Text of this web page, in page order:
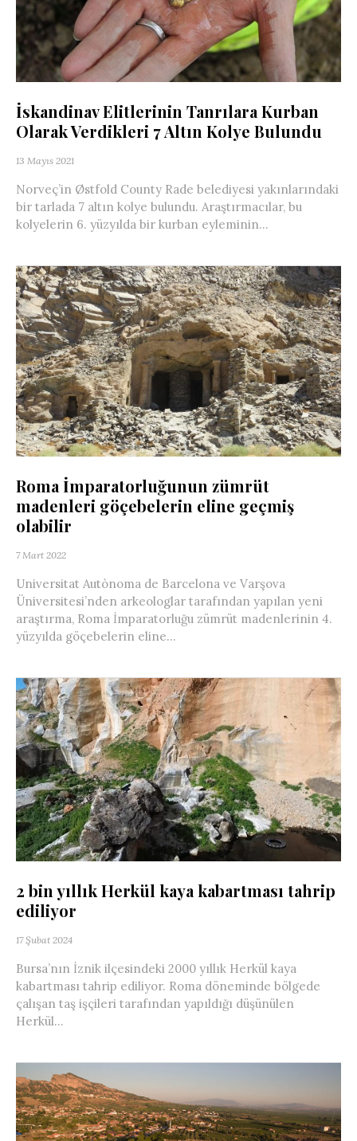
İskandinav Elitlerinin Tanrılara Kurban
Olarak Verdikleri 7 Altın Kolye Bulundu
13 Mayıs 2021
Norveç’in Østfold County Rade belediyesi yakınlarındaki
bir tarlada 7 altın kolye bulundu. Araştırmacılar, bu
kolyelerin 6. yüzyılda bir kurban eyleminin...
Roma İmparatorluğunun zümrüt
madenleri göçebelerin eline geçmiş
olabilir
7 Mart 2022
Universitat Autònoma de Barcelona ve Varşova
Üniversitesi’nden arkeologlar tarafından yapılan yeni
araştırma, Roma İmparatorluğu zümrüt madenlerinin 4.
yüzyılda göçebelerin eline...
2 bin yıllık Herkül kaya kabartması tahrip
ediliyor
17 Şubat 2024
Bursa’nın İznik ilçesindeki 2000 yıllık Herkül kaya
kabartması tahrip ediliyor. Roma döneminde bölgede
çalışan taş işçileri tarafından yapıldığı düşünülen
Herkül...